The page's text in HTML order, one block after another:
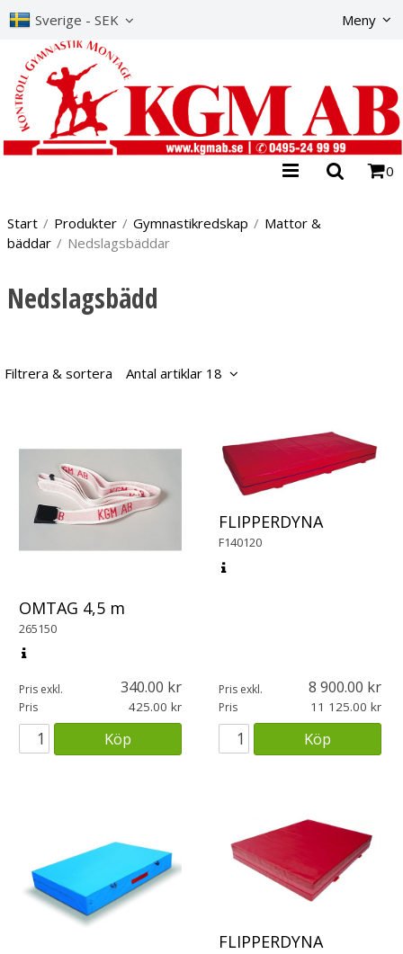
Sverige - SEK Meny
0
Start / Produkter / Gymnastikredskap / Mattor &
bäddar / Nedslagsbäddar
Nedslagsbädd
Filtrera & sortera Antal artiklar 18
OMTAG 4,5 m
265150
Pris exkl. 340.00
Pris 425.00
Köp
FLIPPERDYNA
F140120
Pris exkl. 8 900.00
Pris 11 125.00
Köp
FLIPPERDYNA